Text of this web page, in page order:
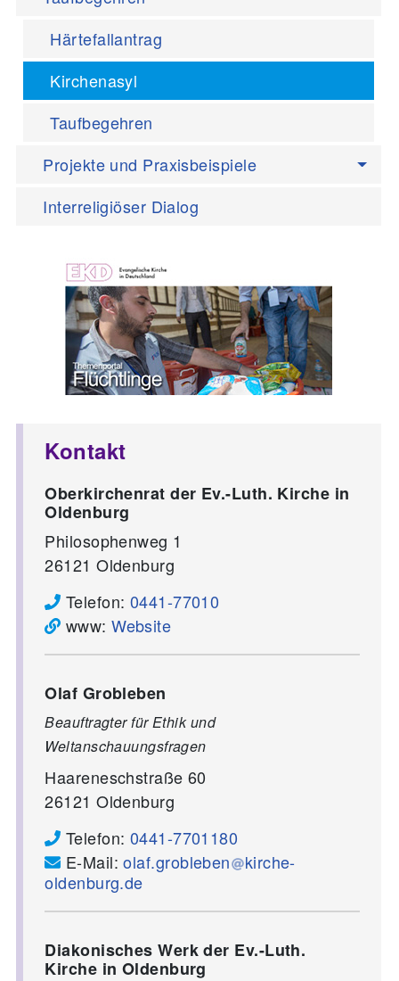
Härtefallantrag
Kirchenasyl
Taufbegehren
Projekte und Praxisbeispiele
Interreligiöser Dialog
Kontakt
Oberkirchenrat der Ev.-Luth. Kirche in
Oldenburg
Philosophenweg 1
26121 Oldenburg
Telefon: 0441-77010
www:Website
Olaf Grobleben
Beauftragter für Ethik und
Weltanschauungsfragen
Haareneschstraße 60
26121 Oldenburg
Telefon: 0441-7701180
E-Mail:olaf.grobleben
kirche-
oldenburg.de
Diakonisches Werk der Ev.-Luth.
Kirche in Oldenburg